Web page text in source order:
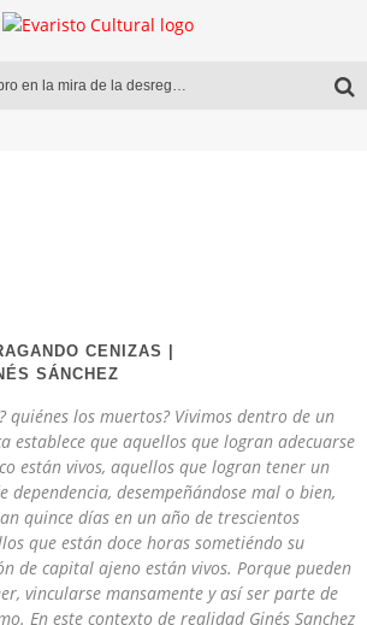
El libro en la mira de la desregulación
CENIZAS |
SÁNCHEZ
quiénes los muertos? Vivimos dentro de un
establece que aquellos que logran adecuarse
están vivos, aquellos que logran tener un
dependencia, desempeñándose mal o bien,
quince días en un año de trescientos
que están doce horas sometiéndo su
de capital ajeno están vivos. Porque pueden
vincularse mansamente y así ser parte de
En este contexto de realidad Ginés Sanchez